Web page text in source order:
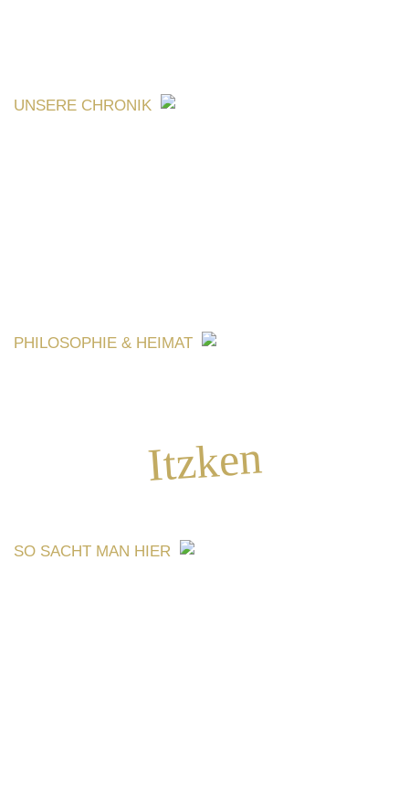
UNSERE CHRONIK
PHILOSOPHIE & HEIMAT
Itzken
SO SACHT MAN HIER